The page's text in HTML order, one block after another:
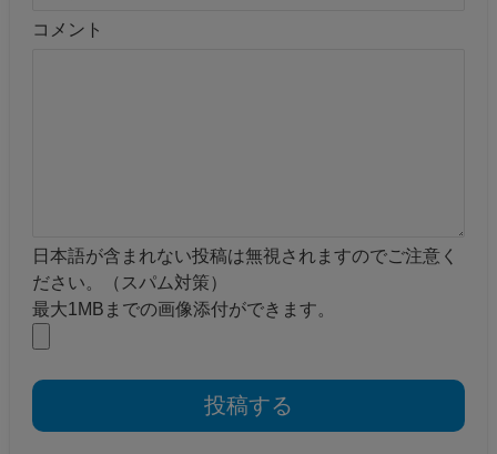
コメント
最大1MBまでの画像添付ができます。
日本語が含まれない投稿は無視されますのでご注意く
ださい。（スパム対策）